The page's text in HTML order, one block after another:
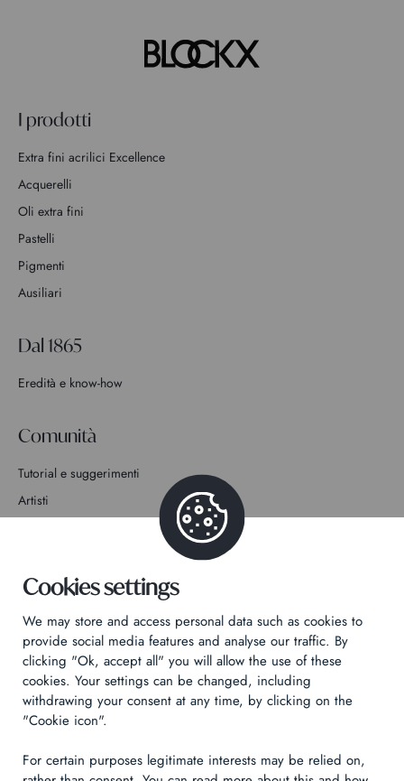
I prodotti
Extra fini acrilici Excellence
Acquerelli
Oli extra fini
Pastelli
Pigmenti
Ausiliari
Dal 1865
Eredità e know-how
Comunità
Tutorial e suggerimenti
Artisti
Contatto
Informativa sulla privacy
Informazioni legali
Cookies settings
We may store and access personal data such as cookies to
provide social media features and analyse our traffic. By
clicking "Ok, accept all" you will allow the use of these
cookies. Your settings can be changed, including
withdrawing your consent at any time, by clicking on the
"Cookie icon".
For certain purposes legitimate interests may be relied on,